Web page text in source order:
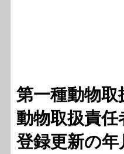
第一種動物
動物取扱責
登録更新の